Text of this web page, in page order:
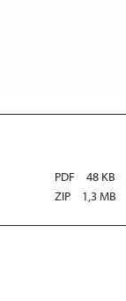
PDF 48 KB
ZIP 1,3 MB